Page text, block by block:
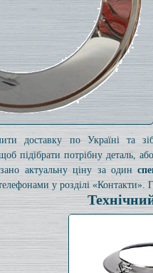
доставку по Україні та
підібрати потрібну деталь,
актуальну ціну за один
у розділі «Контакти».